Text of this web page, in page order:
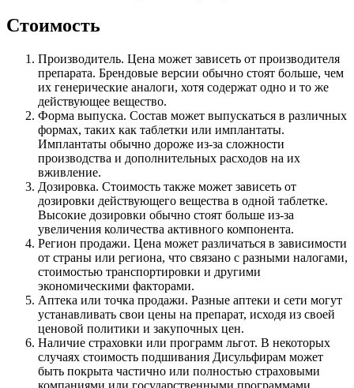
Стоимость
Производитель. Цена может зависеть от производителя
препарата. Брендовые версии обычно стоят больше, чем
их генерические аналоги, хотя содержат одно и то же
действующее вещество.
Форма выпуска. Состав может выпускаться в различных
формах, таких как таблетки или имплантаты.
Имплантаты обычно дороже из-за сложности
производства и дополнительных расходов на их
вживление.
Дозировка. Стоимость также может зависеть от
дозировки действующего вещества в одной таблетке.
Высокие дозировки обычно стоят больше из-за
увеличения количества активного компонента.
Регион продажи. Цена может различаться в зависимости
от страны или региона, что связано с разными налогами,
стоимостью транспортировки и другими
экономическими факторами.
Аптека или точка продажи. Разные аптеки и сети могут
устанавливать свои цены на препарат, исходя из своей
ценовой политики и закупочных цен.
Наличие страховки или программ льгот. В некоторых
случаях стоимость подшивания Дисульфирам может
быть покрыта частично или полностью страховыми
компаниями или государственными программами